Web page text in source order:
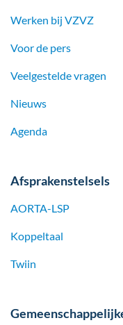
Werken bij VZVZ
Voor de pers
Veelgestelde vragen
Nieuws
Agenda
Afsprakenstelsels
AORTA-LSP
Koppeltaal
Twiin